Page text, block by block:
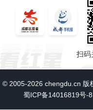
扫码
© 2005-2026 chengdu.cn 版
蜀ICP备14016819号-8